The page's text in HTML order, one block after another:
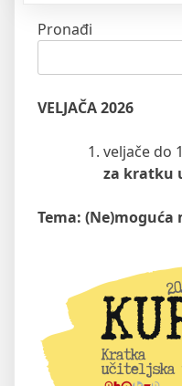
Pronađi
VELJAČA 2026
veljače do
za kratku
Tema: (Ne)moguća